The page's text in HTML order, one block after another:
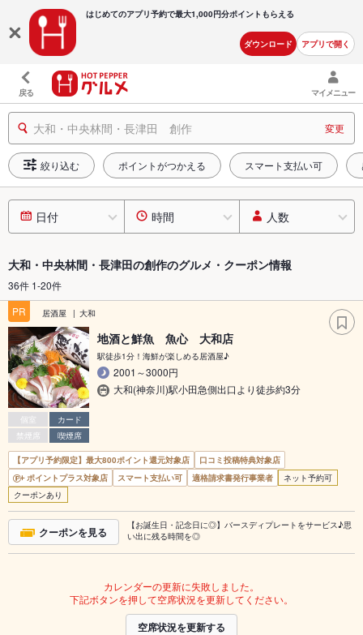
はじめてのアプリ予約で最大1,000円分ポイントもらえる
ダウンロード アプリで開く
戻る マイメニュー
大和・中央林間・長津田 創作 変更
絞り込む ポイントがつかえる スマート支払い可
日付 時間 人数
大和・中央林間・長津田の創作のグルメ・クーポン情報
36件 1-20件
PR
居酒屋 大和
個室
カード
禁煙席
喫煙席
地酒と鮮魚 魚心 大和店
駅徒歩1分！海鮮が楽しめる居酒屋♪
2001～3000円
大和(神奈川)駅小田急側出口より徒歩約3分
【アプリ予約限定】最大800ポイント還元対象店
口コミ投稿特典対象店
ポイントプラス対象店
スマート支払い可 適格請求書発行事業者
ネット予約可
クーポンあり
クーポンを見る
【お誕生日・記念日に◎】バースディプレートをサービス♪思
い出に残る時間を◎
カレンダーの更新に失敗しました。
下記ボタンを押して空席状況を更新してください。
空席状況を更新する